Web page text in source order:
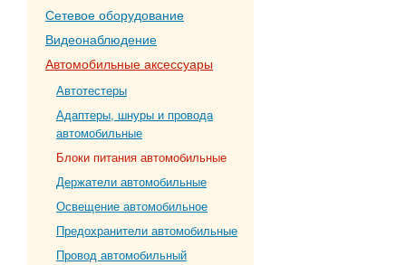
Сетевое оборудование
Видеонаблюдение
Автомобильные аксессуары
Автотестеры
Адаптеры, шнуры и провода
автомобильные
Блоки питания автомобильные
Держатели автомобильные
Освещение автомобильное
Предохранители автомобильные
Провод автомобильный